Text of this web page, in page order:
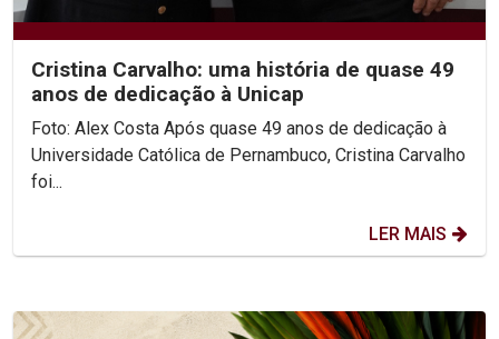
Cristina Carvalho: uma história de quase 49
anos de dedicação à Unicap
Foto: Alex Costa Após quase 49 anos de dedicação à
Universidade Católica de Pernambuco, Cristina Carvalho
foi...
LER MAIS